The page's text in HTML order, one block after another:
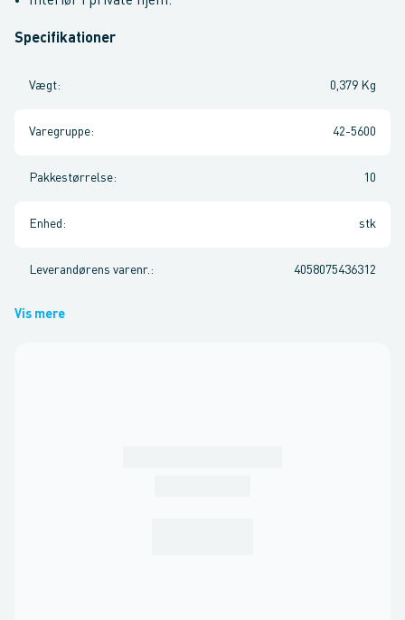
Specifikationer
Vægt: 0,379 Kg
Varegruppe: 42-5600
Pakkestørrelse: 10
Enhed : stk
Leverandørens varenr. : 4058075436312
Vis mere